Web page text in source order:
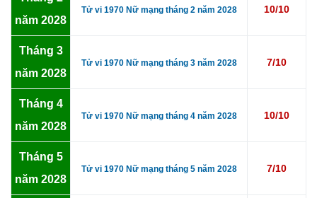
năm 2028
Tử vi 1970 Nữ mạng tháng 2 năm 2028 10/10
Tháng 3
năm 2028
Tử vi 1970 Nữ mạng tháng 3 năm 2028 7/10
Tháng 4
năm 2028
Tử vi 1970 Nữ mạng tháng 4 năm 2028 10/10
Tháng 5
năm 2028
Tử vi 1970 Nữ mạng tháng 5 năm 2028 7/10